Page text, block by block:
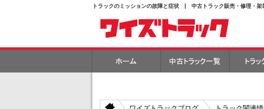
トラックのミッションの故障と症状 | 中古トラック販売・修理・